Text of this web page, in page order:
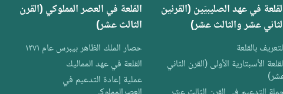
في عهد الصليبيّين (القرنين
عشر والثالث عشر)
بالقلعة
الأسبتارية الأولى (القرن الثاني
القلعة في العصر المملوكي (القرن
الثالث عشر)
حصار الملك الظاهر بيبرس عام ١٢٧١
القلعة في عهد المماليك
عملية إعادة التدعيم في